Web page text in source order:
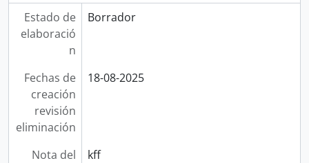
Estado de
elaboració
n
Borrador
Fechas de
creación
revisión
eliminación
18-08-2025
Nota del
kff